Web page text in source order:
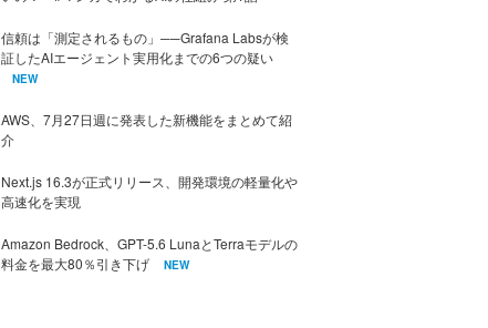
信頼は「測定されるもの」──Grafana Labsが検
証したAIエージェント実用化までの6つの疑い
NEW
AWS、7月27日週に発表した新機能をまとめて紹
介
Next.js 16.3が正式リリース、開発環境の軽量化や
高速化を実現
Amazon Bedrock、GPT-5.6 LunaとTerraモデルの
料金を最大80％引き下げ
NEW